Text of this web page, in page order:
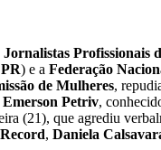
Jornalistas Profissionais
) e a Federação
de Mulheres,
Emerson Petriv,
(21), que agrediu
, Daniela